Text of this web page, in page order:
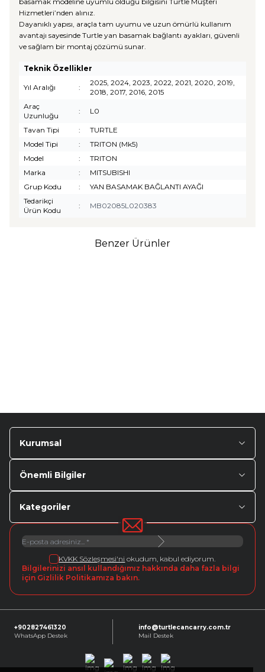
Hizmetleri’nden alınız.
Dayanıklı yapısı, araçla tam uyumu ve uzun ömürlü kullanım
avantajı sayesinde Turtle yan basamak bağlantı ayakları, güvenli
ve sağlam bir montaj çözümü sunar.
Teknik Özellikler
Yıl Aralığı :
2025, 2024, 2023, 2022, 2021, 2020, 2019,
2018, 2017, 2016, 2015
Araç
Uzunluğu
: L0
Tavan Tipi :
TURTLE
Model Tipi
:
TRITON (Mk5)
Model
:
TRITON
Marka
:
MITSUBISHI
Grup Kodu
:
YAN BASAMAK BAĞLANTI AYAĞI
Tedarikçi
Ürün Kodu
: MB02085L020383
Benzer Ürünler
Kurumsal
Önemli Bilgiler
Kategoriler
KVKK Sözleşmesi'ni okudum, kabul ediyorum.
Bilgilerinizi ansıl kullandığımız hakkında daha fazla bilgi
için Gizlilik Politikamıza bakın.
+902827461320
WhatsApp Destek
info@turtlecancarry.com.tr
Mail Destek